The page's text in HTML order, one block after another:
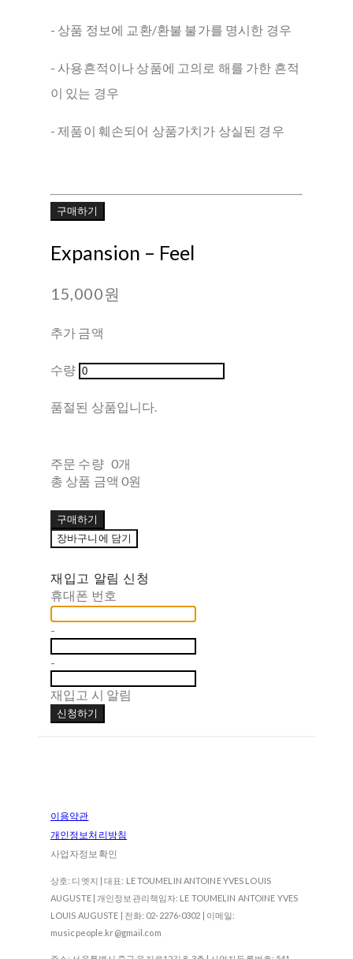
- 상품 정보에 교환/환불 불가를 명시한 경우
- 사용흔적이나 상품에 고의로 해를 가한 흔적
이 있는 경우
- 제품이 훼손되어 상품가치가 상실된 경우
구매하기
Expansion – Feel
15,000원
추가 금액
수량
품절된 상품입니다.
주문 수량 0개
총 상품 금액 0원
구매하기
장바구니에 담기
재입고 알림 신청
휴대폰 번호
-
-
재입고 시 알림
신청하기
이용약관
개인정보처리방침
사업자정보확인
상호: 디엣지 | 대표: LE TOUMELIN ANTOINE YVES LOUIS
AUGUSTE | 개인정보관리책임자: LE TOUMELIN ANTOINE YVES
LOUIS AUGUSTE | 전화: 02-2276-0302 | 이메일:
musicpeople.kr@gmail.com